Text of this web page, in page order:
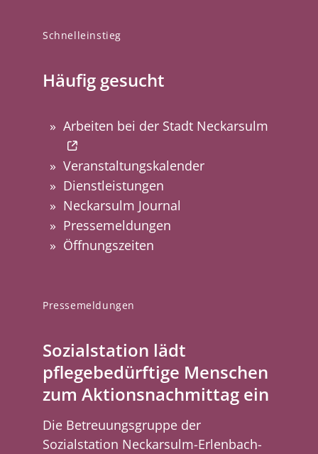
Pressemeldungen
Sozialstation lädt
pflegebedürftige Menschen
zum Aktionsnachmittag ein
Die Betreuungsgruppe der
Sozialstation Neckarsulm-Erlenbach-
Schnelleinstieg
Häufig gesucht
Arbeiten bei der Stadt Neckarsulm
Veranstaltungskalender
Dienstleistungen
Neckarsulm Journal
Pressemeldungen
Öffnungszeiten